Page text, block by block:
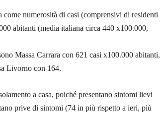
numerosità di casi (comprensivi di residenti
abitanti (media italiana circa 440 x100.000,
Massa Carrara con 621 casi x100.000 abitanti,
Livorno con 164.
a casa, poiché presentano sintomi lievi
prive di sintomi (74 in più rispetto a ieri, più